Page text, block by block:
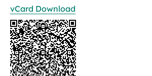
vCard Download